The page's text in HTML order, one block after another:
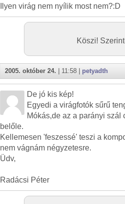
Ilyen virág nem nyílik most nem?:D
Köszi!
2005. október 24. | 11:58 | petyadth
De jó kis kép!
Egyedi a virágfotók sűrű
Mókás,de az a parányi szál
belőle.
Kellemesen 'feszessé' teszi a
nem vágnám négyzetesre.
Üdv,
Radácsi Péter